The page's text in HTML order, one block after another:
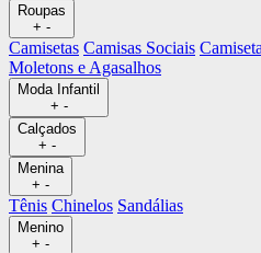
Roupas
+ -
Camisetas Camisas Sociais
Moletons e Agasalhos
Moda Infantil
+ -
Calçados
+ -
Menina
+ -
Tênis Chinelos Sandálias
Menino
+ -